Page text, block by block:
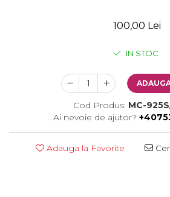
100,00 Lei
IN STOC
Cod Produs: MC-
Ai nevoie de ajutor?
Adauga la Favorite